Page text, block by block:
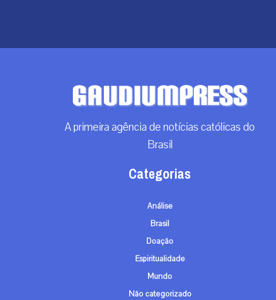
A primeira agência de notícias católicas do
Brasil
Categorias
Análise
Brasil
Doação
Espiritualidade
Mundo
Não categorizado